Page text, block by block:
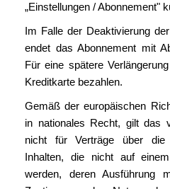
„Einstellungen / Abonnement"
Im Falle der Deaktivierung
endet das Abonnement mit
Für eine spätere
Kreditkarte bezahlen.
Gemäß der europäischen
in nationales Recht, gilt das
nicht für Verträge über die
Inhalten, die nicht auf
werden, deren Ausführung